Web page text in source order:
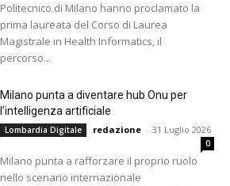
Politecnico di Milano hanno proclamato la
prima laureata del Corso di Laurea
Magistrale in Health Informatics, il
percorso...
Milano punta a diventare hub Onu per
l’intelligenza artificiale
Lombardia Digitale redazione - 31 Luglio 2026
0
Milano punta a rafforzare il proprio ruolo
nello scenario internazionale